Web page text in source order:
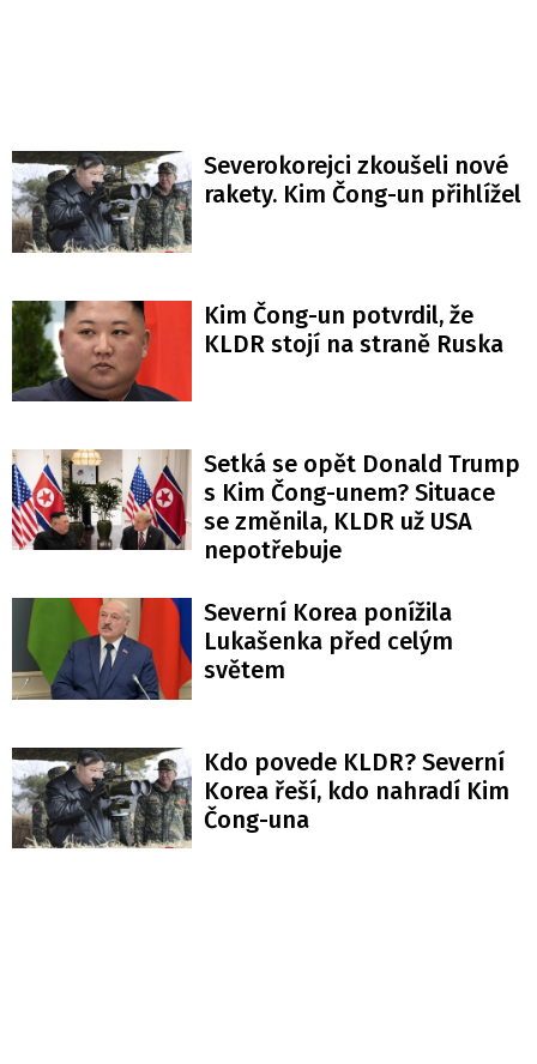
Severokorejci zkoušeli nové
rakety. Kim Čong-un přihlížel
Kim Čong-un potvrdil, že
KLDR stojí na straně Ruska
Setká se opět Donald Trump
s Kim Čong-unem? Situace
se změnila, KLDR už USA
nepotřebuje
Severní Korea ponížila
Lukašenka před celým
světem
Kdo povede KLDR? Severní
Korea řeší, kdo nahradí Kim
Čong-una